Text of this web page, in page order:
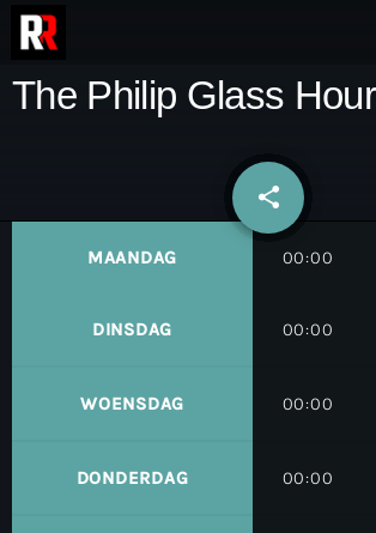
The Philip Glass Hour
share
email
MAANDAG 00:00
DINSDAG 00:00
WOENSDAG 00:00
DONDERDAG 00:00